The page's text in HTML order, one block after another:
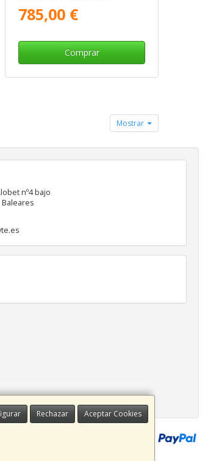
785,00 €
Comprar
Mostrar
Rechazar Aceptar Cookies
nº4 bajo
Baleares